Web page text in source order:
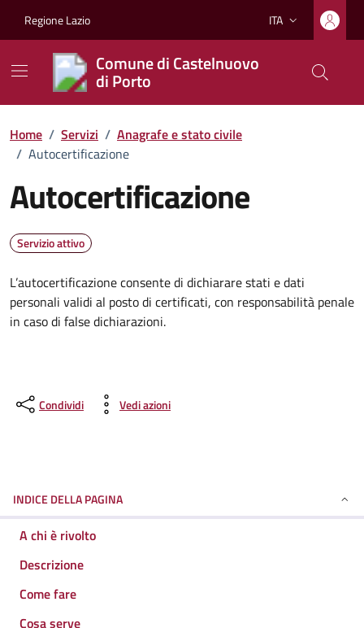
Regione Lazio Lingua attiva:
ITA
Comune di Castelnuovo
di Porto
Home / Servizi / Anagrafe e stato civile
/ Autocertificazione
Autocertificazione
Servizio attivo
L’autocertificazione consente di dichiarare stati e dati
personali validi al posto di certificati, con responsabilità penale
in caso di false dichiarazioni.
Condividi Vedi azioni
INDICE DELLA PAGINA
A chi è rivolto
Descrizione
Come fare
Cosa serve